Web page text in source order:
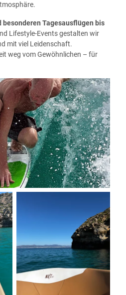
besonderen Tagesausflügen bis
Lifestyle-Events gestalten wir
mit viel Leidenschaft.
weg vom Gewöhnlichen – für